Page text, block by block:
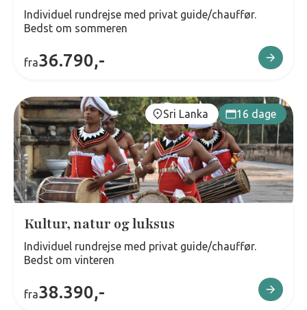
Individuel rundrejse med privat guide/chauffør.
Bedst om sommeren
fra36.790,-
Sri Lanka 16 dage
Kultur, natur og luksus
Individuel rundrejse med privat guide/chauffør.
Bedst om vinteren
fra38.390,-